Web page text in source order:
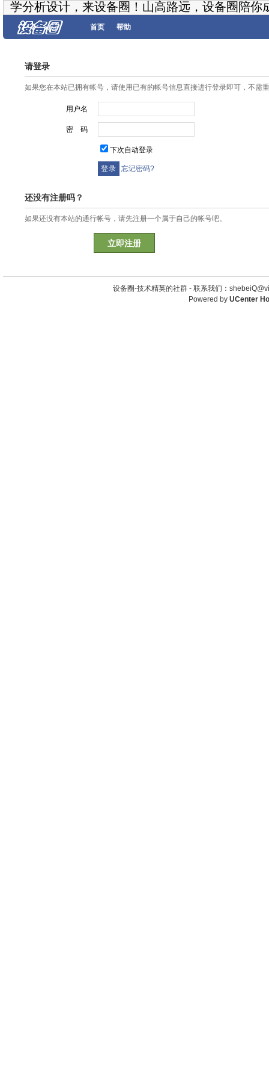
学分析设计，来设备圈！山高路远，设备圈陪你
首页 帮助
请登录
如果您在本站已拥有帐号，请使用已有的帐号信息直接进行登录即可，不需
用户名
密 码
下次自动登录
忘记密码?
还没有注册吗？
如果还没有本站的通行帐号，请先注册一个属于自己的帐号吧。
立即注册
设备圈-技术精英的社群 - 联系我们：
Powered by UCenter